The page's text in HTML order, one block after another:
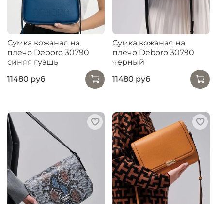
Сумка кожаная на
плечо Deboro 30790
синяя гуашь
11480 руб
Сумка кожаная на
плечо Deboro 30790
черный
11480 руб